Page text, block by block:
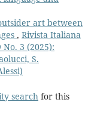
art between
, Rivista Italiana
3 (2025):
S.
search for this